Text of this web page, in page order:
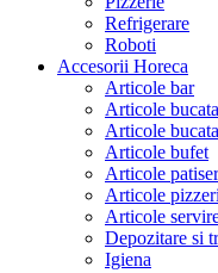
Refrigerare
Roboti
Accesorii Horeca
Articole bar
Articole
Articole
Articole bufet
Articole
Articole
Articole
Depozitare si
Igiena